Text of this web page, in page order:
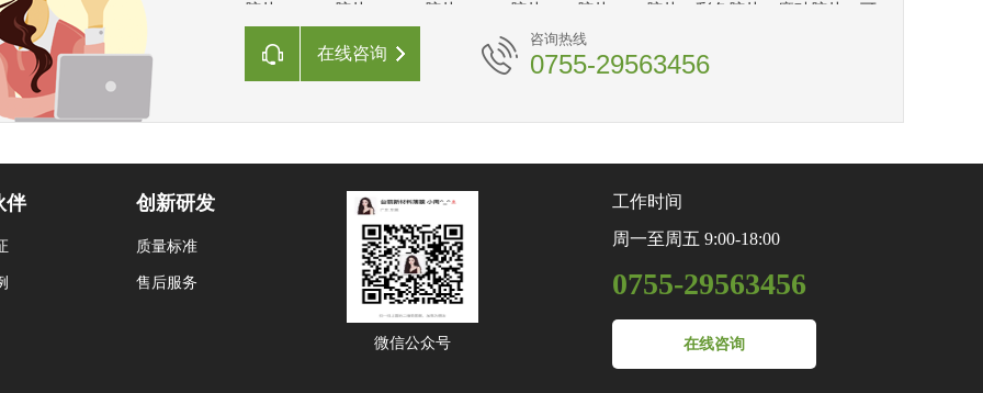
胶片、PETG胶片、HPET胶片、GAG胶片、PS胶片、PC胶片、彩色胶片、磨砂胶片、可
降解胶片、离型PET、扩散膜、防刮花PET、磨砂PET及各特殊薄膜。印刷耗材：挂版
条、挂版槽、挂版片基、印刷衬垫、太阳轮、送纸轮、塑料刮刀、刀版弹垫、过桥海绵
等，凭着真诚服务、诚信第一、品质至上，价格优惠的宗旨，热情为新老客户提供最优
在线咨询
咨询热线
0755-29563456
伴 创新研发
质量标准
售后服务
微信公众号
工作时间
周一至周五 9:00-18:00
0755-29563456
在线咨询